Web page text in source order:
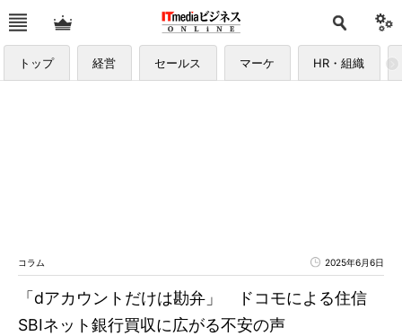
トップ 経営 セールス マーケ HR・組織
コラム 2025年6月6日
「dアカウントだけは勘弁」 ドコモによる住信
SBIネット銀行買収に広がる不安の声